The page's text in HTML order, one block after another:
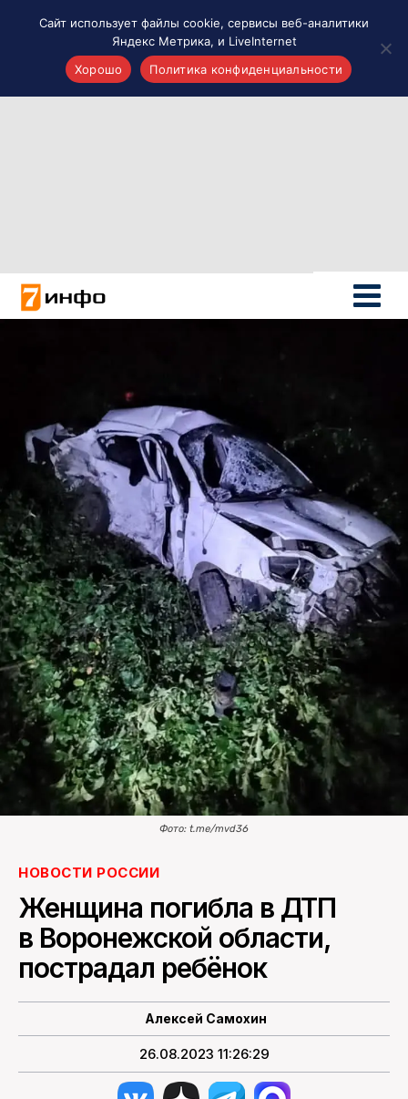
Новости России
Политика
Новости мира
ПОИСК ПО САЙТУ
Фото: t.me/mvd36
НОВОСТИ РОССИИ
Женщина погибла в ДТП
в Воронежской области,
пострадал ребёнок
Алексей Самохин
26.08.2023 11:26:29
Сайт использует файлы cookie, сервисы веб-аналитики
Яндекс Метрика, и LiveInternet
Хорошо
Политика конфиденциальности